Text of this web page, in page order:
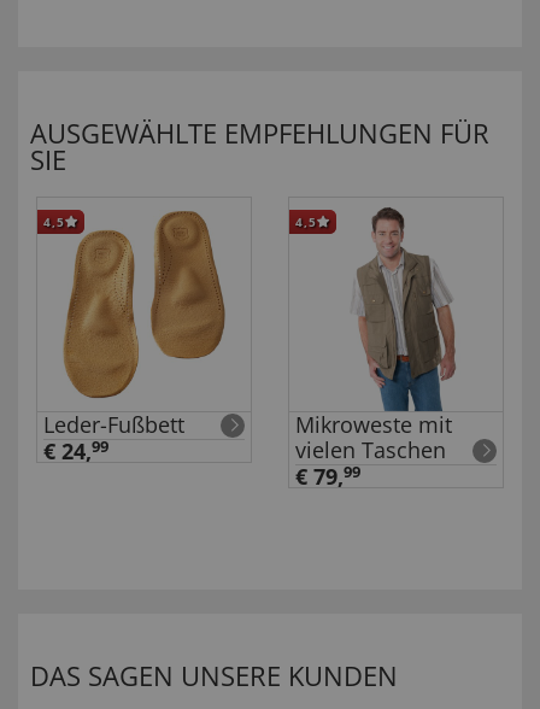
AUSGEWÄHLTE EMPFEHLUNGEN FÜR
SIE
4,5
Leder-Fußbett
€ 24,99
4,5
Mikroweste mit
vielen Taschen
€ 79,99
DAS SAGEN UNSERE KUNDEN